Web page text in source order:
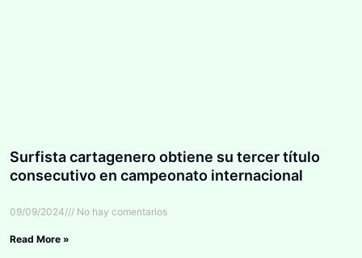
Surfista cartagenero obtiene su tercer título
consecutivo en campeonato internacional
09/09/2024 No hay comentarios
Read More »